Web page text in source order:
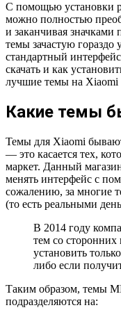
С помощью установки
можно полностью
и заканчивая
темы зачастую гораздо
стандартный
скачать и как
лучшие темы на Xiaomi
Какие темы
Темы для Xiaomi
— это касается тех,
маркет. Данный
менять интерфейс с
сожалению, за многие
(то есть реальными
В 2014 году
тем со
установить
либо если
Таким образом, темы
подразделяются на: